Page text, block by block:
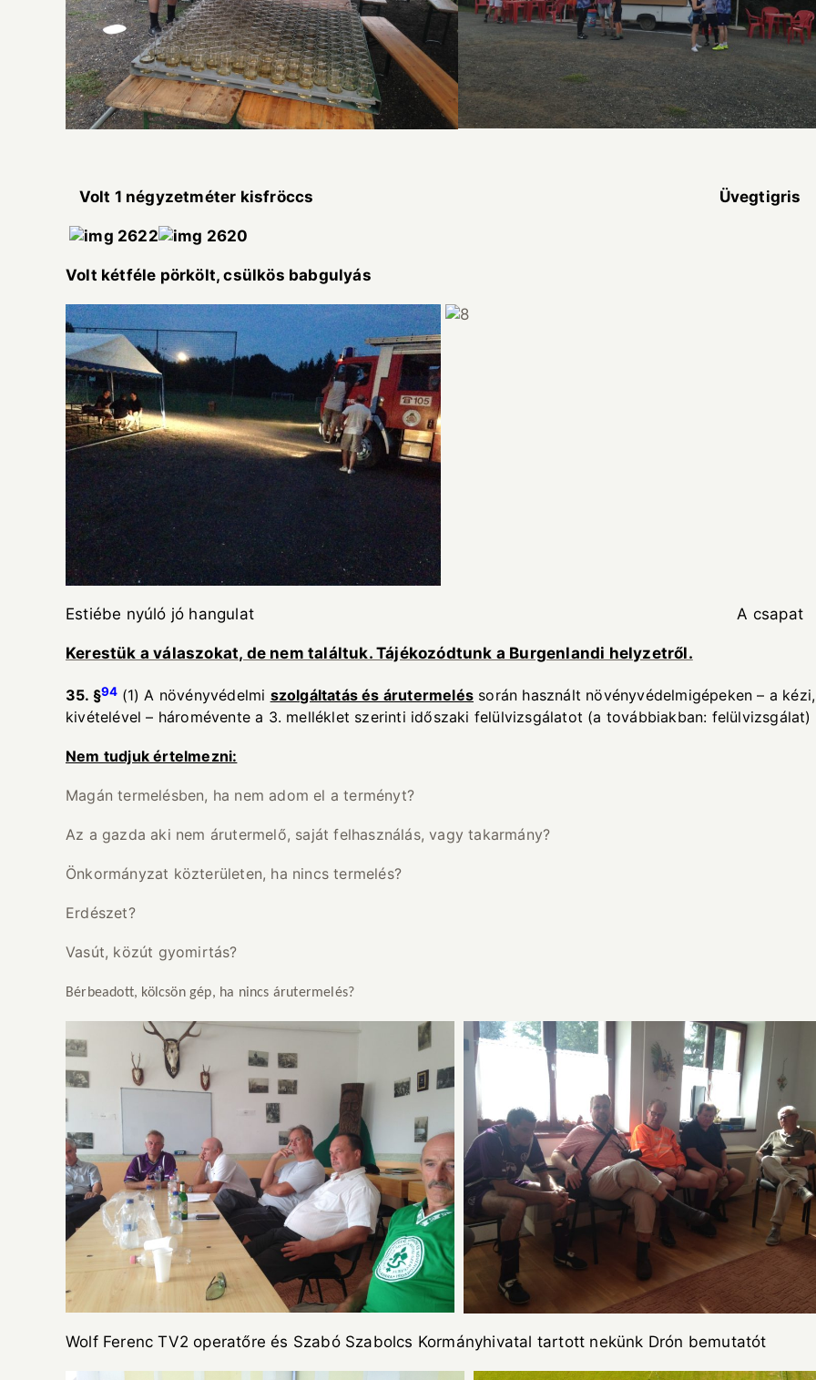
Volt 1 négyzetméter kisfröccs Üvegtigris
Volt kétféle pörkölt, csülkös babgulyás
Estiébe nyúló jó hangulat A csapat
Kerestük a válaszokat, de nem találtuk. Tájékozódtunk a Burgenlandi helyzetről.
35. §94 (1) A növényvédelmi szolgáltatás és árutermelés során használt növényvédelmigépeken – a
kivételével – háromévente a 3. melléklet szerinti időszaki felülvizsgálatot (a továbbiakban: felülvizsgálat)
Nem tudjuk értelmezni:
Magán termelésben, ha nem adom el a terményt?
Az a gazda aki nem árutermelő, saját felhasználás, vagy takarmány?
Önkormányzat közterületen, ha nincs termelés?
Erdészet?
Vasút, közút gyomirtás?
Bérbeadott, kölcsön gép, ha nincs árutermelés?
Wolf Ferenc TV2 operatőre és Szabó Szabolcs Kormányhivatal tartott nekünk Drón bemutatót